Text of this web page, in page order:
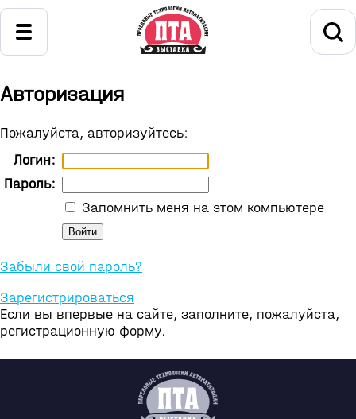
Авторизация
Пожалуйста, авторизуйтесь:
Логин:
Пароль:
Запомнить меня на этом компьютере
Забыли свой пароль?
Зарегистрироваться
Если вы впервые на сайте, заполните, пожалуйста,
регистрационную форму.